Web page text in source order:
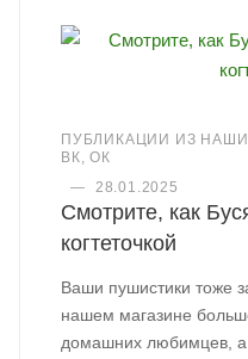
ПУБЛИКАЦИИ ИЗ
ВК, ОК
—
28.01.2025
Смотрите, как
когтеточкой
Ваши пушистики тоже
нашем магазине
домашних любимцев, а